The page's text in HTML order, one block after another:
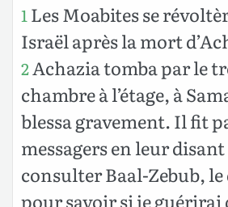
1Les Moabites se
Israël après la mort
2Achazia tomba par le
chambre à l’étage, à
blessa gravement. Il fit
messagers en leur disant
consulter Baal-Zebub,
pour savoir si je guérirai